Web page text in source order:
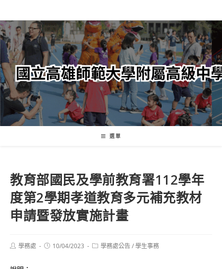
轉
至
主
內
容
選單
教育部國民及學前教育署112學年
度第2學期孝道教育多元補充教材
申請暨發放實施計畫
Post學務處
Post10/04/2023
Post學務處公告/學生事務